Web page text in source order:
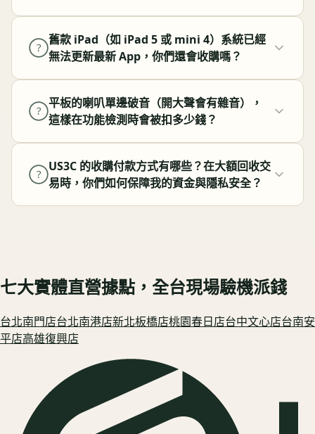
?
舊款 iPad（如 iPad 5 或 mini 4）系統已經
無法更新最新 App，你們還會收購嗎？
?
平板的喇叭單邊破音（開大聲會有雜音），
這樣在功能檢測時會被扣多少錢？
?
US3C 的收購付款方式有哪些？在大額回收交
易時，你們如何保障我的資金與隱私安全？
七大實體直營據點，全台現場驗機派錢
台北南門店台北南港店新北板橋店桃園春日店台中文心店台南安
平店高雄復興店